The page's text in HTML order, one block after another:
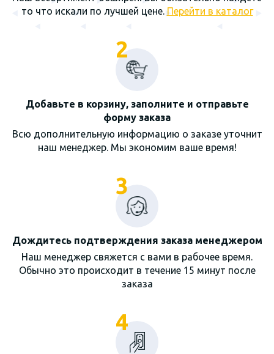
то что искали по лучшей цене. Перейти в каталог
2
Добавьте в корзину, заполните и отправьте
форму заказа
Всю дополнительную информацию о заказе уточнит
наш менеджер. Мы экономим ваше время!
3
Дождитесь подтверждения заказа менеджером
Наш менеджер свяжется с вами в рабочее время.
Обычно это происходит в течение 15 минут после
заказа
4